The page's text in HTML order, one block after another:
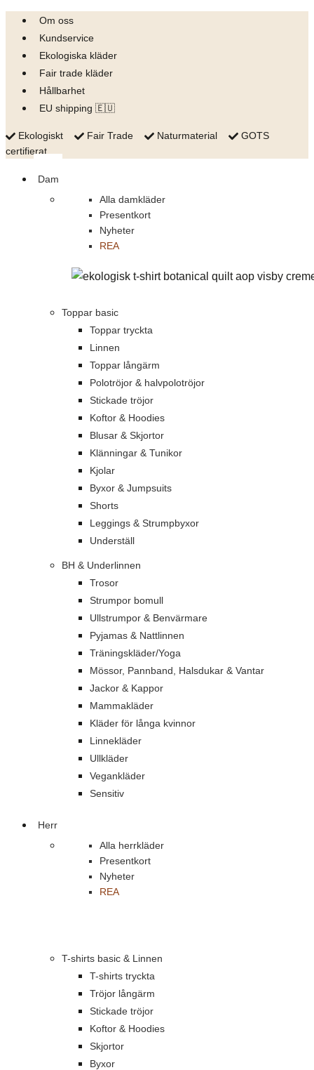
Skip
content
Om oss
Kundservice
Ekologiska kläder
Fair trade kläder
Hållbarhet
EU shipping 🇪🇺
Ekologiskt Fair Trade Naturmaterial
GOTS
certifierat
Dam
Alla damkläder
Presentkort
Nyheter
REA
Toppar basic
Toppar tryckta
Linnen
Toppar långärm
Polotröjor & halvpolotröjor
Stickade tröjor
Koftor & Hoodies
Blusar & Skjortor
Klänningar & Tunikor
Kjolar
Byxor & Jumpsuits
Shorts
Leggings & Strumpbyxor
Underställ
BH & Underlinnen
Trosor
Strumpor bomull
Ullstrumpor & Benvärmare
Pyjamas & Nattlinnen
Träningskläder/Yoga
Mössor, Pannband, Halsdukar & Vantar
Jackor & Kappor
Mammakläder
Kläder för långa kvinnor
Linnekläder
Ullkläder
Vegankläder
Sensitiv
Herr
Alla herrkläder
Presentkort
Nyheter
REA
T-shirts basic & Linnen
T-shirts tryckta
Tröjor långärm
Stickade tröjor
Koftor & Hoodies
Skjortor
Byxor